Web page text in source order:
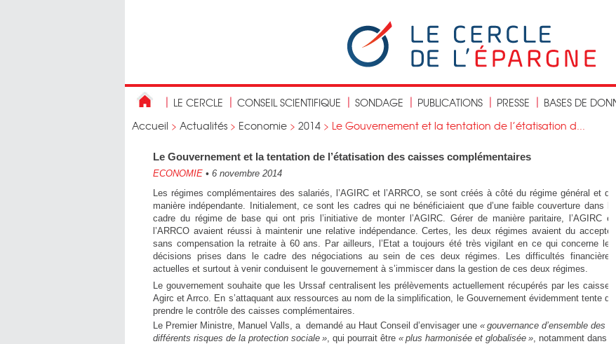
LE CERCLE CONSEIL SCIENTIFIQUE SONDAGE PUBLICATIONS PRESSE BASES DE
Accueil > Actualités > Economie > 2014 > Le Gouvernement et la tentation de l’étatisation d...
Le Gouvernement et la tentation de l’étatisation des caisses complémentaires
ECONOMIE • 6 novembre 2014
Les régimes complémentaires des salariés, l’AGIRC et l’ARRCO, se sont créés à côté du régime général et de
manière indépendante. Initialement, ce sont les cadres qui ne bénéficiaient que d’une faible couverture dans le
cadre du régime de base qui ont pris l’initiative de monter l’AGIRC. Gérer de manière paritaire, l’AGIRC et
l’ARRCO avaient réussi à maintenir une relative indépendance. Certes, les deux régimes avaient du accepter
sans compensation la retraite à 60 ans. Par ailleurs, l’Etat a toujours été très vigilant en ce qui concerne les
décisions prises dans le cadre des négociations au sein de ces deux régimes. Les difficultés financières
actuelles et surtout à venir conduisent le gouvernement à s’immiscer dans la gestion de ces deux régimes.
Le gouvernement souhaite que les Urssaf centralisent les prélèvements actuellement récupérés par les caisses
Agirc et Arrco. En s’attaquant aux ressources au nom de la simplification, le Gouvernement évidemment tente de
prendre le contrôle des caisses complémentaires.
Le Premier Ministre, Manuel Valls, a demandé au Haut Conseil d’envisager une « gouvernance d’ensemble des
différents risques de la protection sociale », qui pourrait être « plus harmonisée et globalisée », notamment dans